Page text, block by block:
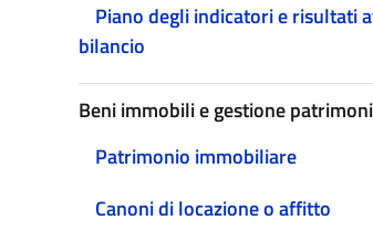
Piano degli indicatori e risultati
bilancio
Beni immobili e gestione
Patrimonio immobiliare
Canoni di locazione o affitto